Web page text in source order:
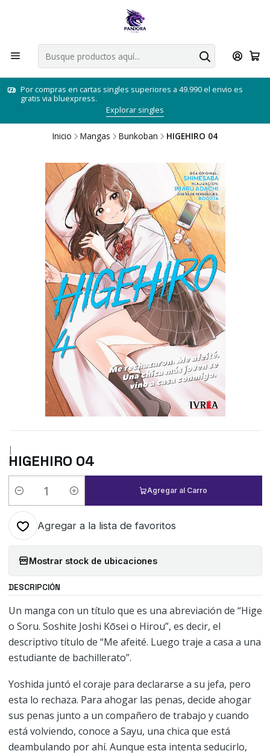
Por compras en cartas singles superiores a 49.990 el envio es
gratis via bluexpress.
Explorar singles
Inicio Mangas Bunkoban HIGEHIRO 04
|
HIGEHIRO 04
Cantidad
Agregar al Carro
Agregar a la lista de favoritos
Mostrar stock de ubicaciones
DESCRIPCIÓN
Un manga con un título que es una abreviación de “Hige
o Soru. Soshite Joshi Kōsei o Hirou”, es decir, el
descriptivo título de “Me afeité. Luego traje a casa a una
estudiante de bachillerato”.
Yoshida juntó el coraje para declararse a su jefa, pero
esta lo rechaza. Para ahogar las penas, decide ahogar
sus penas junto a un compañero de trabajo y cuando
está volviendo, conoce a Sayu, una chica que está
deambulando por ahí. Aunque esta intenta seducirlo,